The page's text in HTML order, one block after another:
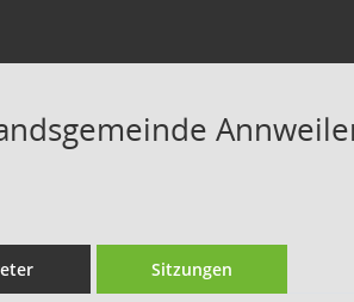
Sitzungen